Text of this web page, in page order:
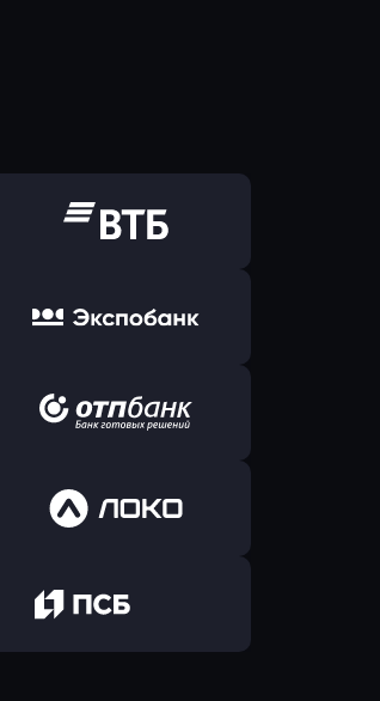
в ВТБ
Оправить заявку
в Экспобанк
Оправить заявку
в ОТП БАНК
Оправить заявку
в Локо-Банк